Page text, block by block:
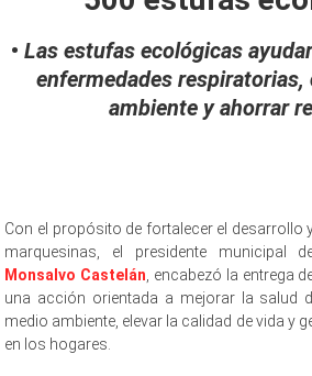
• Las estufas ecológicas
enfermedades
ambiente y ahorrar
Con el propósito de fortalecer el desarrollo
marquesinas, el presidente municipal
Monsalvo Castelán , encabezó la entrega
una acción orientada a mejorar la salud
medio ambiente, elevar la calidad de vida y
en los hogares.